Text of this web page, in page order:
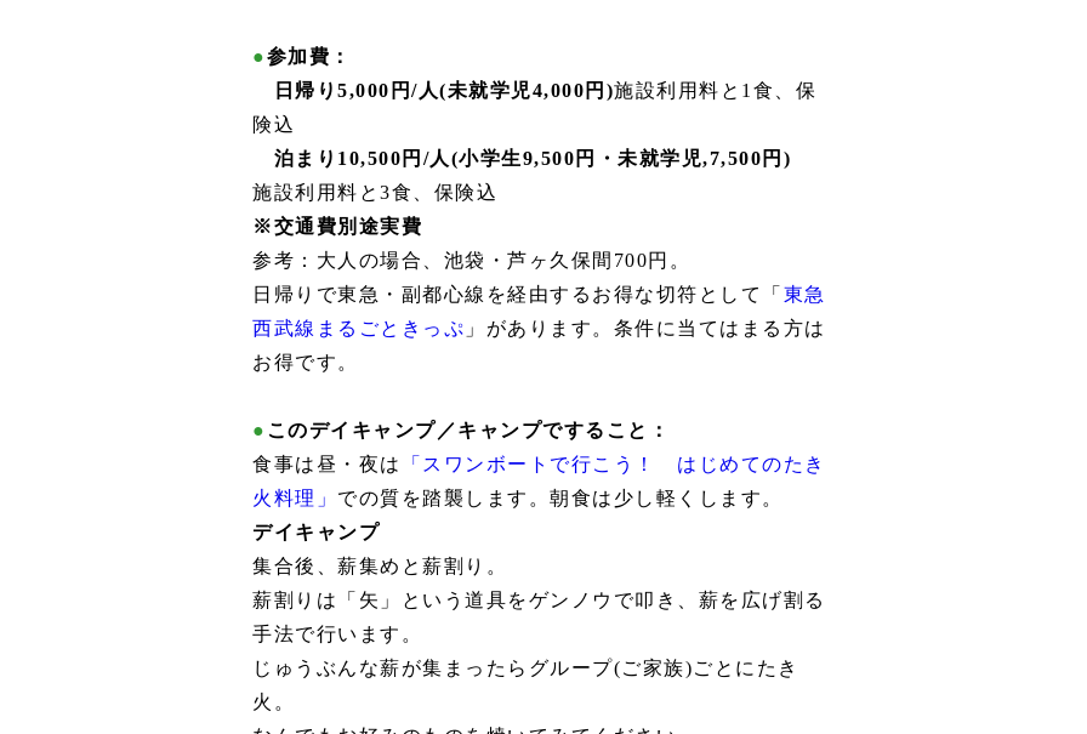
●参加費：
日帰り5,000円/人(未就学児4,000円)施設利用料と1食、保
険込
泊まり10,500円/人(小学生9,500円・未就学児,7,500円)
施設利用料と3食、保険込
※交通費別途実費
参考：大人の場合、池袋・芦ヶ久保間700円。
日帰りで東急・副都心線を経由するお得な切符として「 東急
西武線まるごときっぷ 」があります。条件に当てはまる方は
お得です。
● このデイキャンプ／キャンプですること：
食事は昼・夜は
「スワンボートで行こう！ はじめてのたき
火料理」 での質を踏襲します。朝食は少し軽くします。
デイキャンプ
集合後、薪集めと薪割り。
薪割りは「矢」という道具をゲンノウで叩き、薪を広げ割る
手法で行います。
じゅうぶんな薪が集まったらグループ(ご家族)ごとにたき
火。